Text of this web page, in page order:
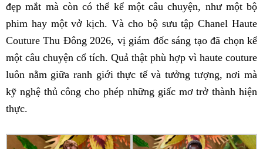
đẹp mắt mà còn có thể kể một câu chuyện, như một bộ
phim hay một vở kịch. Và cho bộ sưu tập Chanel Haute
Couture Thu Đông 2026, vị giám đốc sáng tạo đã chọn kể
một câu chuyện cổ tích. Quả thật phù hợp vì haute couture
luôn nằm giữa ranh giới thực tế và tưởng tượng, nơi mà
kỹ nghệ thủ công cho phép những giấc mơ trở thành hiện
thực.